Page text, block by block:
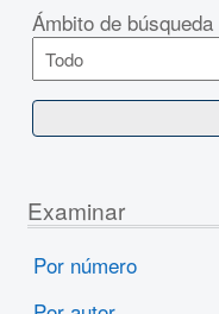
Ámbito de búsqueda
Examinar
Por número